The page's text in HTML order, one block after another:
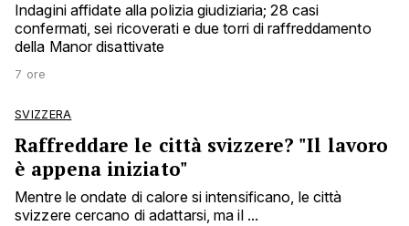
Indagini affidate alla polizia giudiziaria; 28 casi
confermati, sei ricoverati e due torri di raffreddamento
della Manor disattivate
7 ore
SVIZZERA
Raffreddare le città svizzere? "Il lavoro
è appena iniziato"
Mentre le ondate di calore si intensificano, le città
svizzere cercano di adattarsi, ma il ...